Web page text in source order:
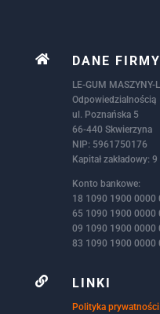
 DANE FIRMY
LE-GUM MASZYNY-
Odpowiedzialnością
ul. Poznańska 5
66-440 Skwierzyna
NIP: 5961750176
Kapitał zakładowy:
Konto bankowe:
18 1090 1900 0000
65 1090 1900 0000
09 1090 1900 0000
83 1090 1900 0000
 LINKI
Polityka prywatności